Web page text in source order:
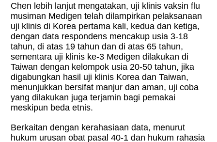
Chen lebih lanjut mengatakan, uji klinis vaksin flu
musiman Medigen telah dilampirkan pelaksanaan
uji klinis di Korea pertama kali, kedua dan ketiga,
dengan data respondens mencakup usia 3-18
tahun, di atas 19 tahun dan di atas 65 tahun,
sementara uji klinis ke-3 Medigen dilakukan di
Taiwan dengan kelompok usia 20-50 tahun, jika
digabungkan hasil uji klinis Korea dan Taiwan,
menunjukkan bersifat manjur dan aman, uji coba
yang dilakukan juga terjamin bagi pemakai
meskipun beda etnis.
Berkaitan dengan kerahasiaan data, menurut
hukum urusan obat pasal 40-1 dan hukum rahasia